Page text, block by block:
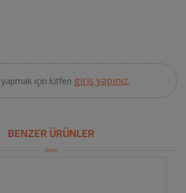
için lütfen giriş yapınız.
BENZER ÜRÜNLER